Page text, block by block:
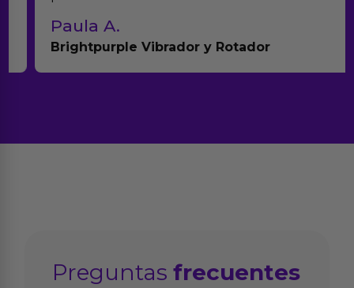
Paula A.
Brightpurple Vibrador y Rotador
Preguntasfrecuentes